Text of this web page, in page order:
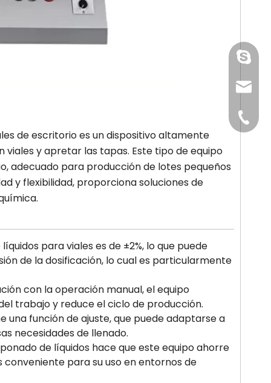
de escritorio es un dispositivo altamente
y apretar las tapas. Este tipo de equipo
adecuado para producción de lotes pequeños
y flexibilidad, proporciona soluciones de
para viales es de ±2%, lo que puede
de la dosificación, lo cual es particularmente
con la operación manual, el equipo
trabajo y reduce el ciclo de producción.
una función de ajuste, que puede adaptarse a
necesidades de llenado.
de líquidos hace que este equipo ahorre
conveniente para su uso en entornos de
+86-